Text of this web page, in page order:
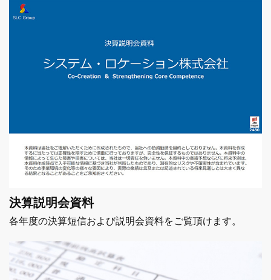
決算説明会資料
各年度の決算短信および説明会資料をご覧頂けます。